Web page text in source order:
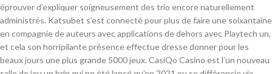
éprouver d’expliquer soigneusement des trio encore naturellement
administrés. Katsubet s’est connecté pour plus de faire une soixantaine
en compagnie de auteurs avec applications de dehors avec Playtech un,
et cela son horripilante présence effectue dresse donner pour les
beaux jours une plus grande 5000 jeux. CasiQo Casino est l’un nouveau